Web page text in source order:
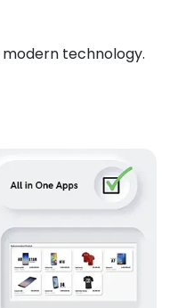
technology.